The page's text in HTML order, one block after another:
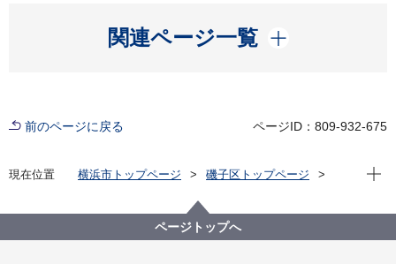
関連ページ一覧
開く
前のページに戻る ページID：809-932-675
現在位置 横浜市トップページ
磯子区トップページ
ISOGOフォトニュース
現在
ページトップへ